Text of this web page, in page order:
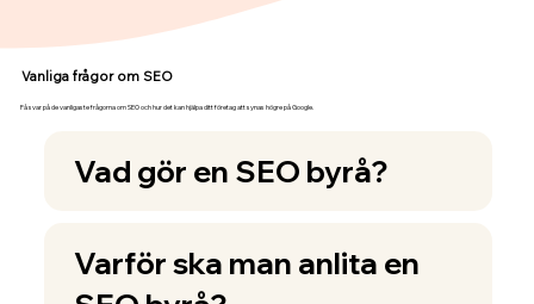
Vanliga frågor om SEO
Få svar på de vanligaste frågorna om SEO och hur det kan hjälpa ditt företag att synas högre på Google.
Vad gör en SEO byrå?
Varför ska man anlita en